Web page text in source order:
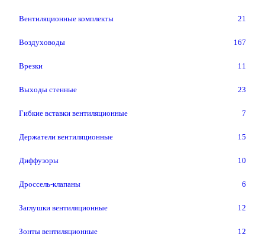
Вентиляционные комплекты 21
Воздуховоды 167
Врезки 11
Выходы стенные 23
Гибкие вставки вентиляционные 7
Держатели вентиляционные 15
Диффузоры 10
Дроссель-клапаны 6
Заглушки вентиляционные 12
Зонты вентиляционные 12